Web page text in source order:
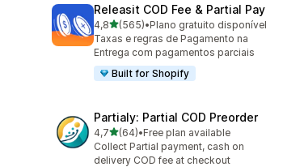
Releasit COD Fee & Partial Pay
4,8de 5 estrelas
(565)
565 total de avaliações
•Plano gratuito disponível
Taxas e regras de Pagamento na
Entrega com pagamentos parciais
Built for Shopify
Partialy: Partial COD Preorder
4,7de 5 estrelas
(64)
64 total de avaliações
•Free plan available
Collect Partial payment, cash on
delivery COD fee at checkout